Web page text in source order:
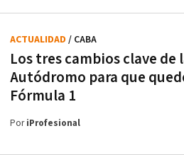
Los tres cambios clave de
Autódromo para que
Fórmula 1
ACTUALIDAD / CABA
PoriProfesional